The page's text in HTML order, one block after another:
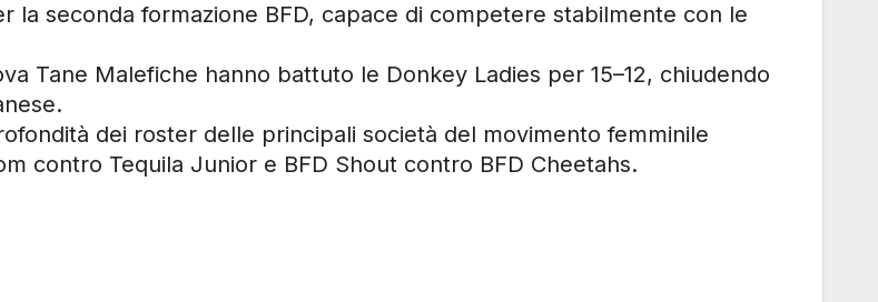
la seconda formazione BFD, capace di competere stabilmente con le
Tane Malefiche hanno battuto le Donkey Ladies per 15–12, chiudendo
dei roster delle principali società del movimento femminile
contro Tequila Junior e BFD Shout contro BFD Cheetahs.